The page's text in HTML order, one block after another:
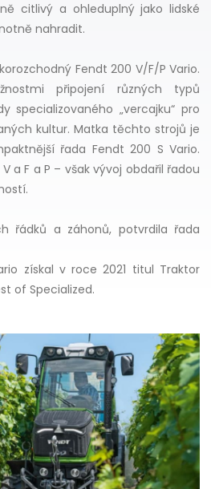
citlivý a ohleduplný jako lidské
nahradit.
Fendt 200 V/F/P Vario.
připojení různých typů
specializovaného „vercajku“ pro
kultur. Matka těchto strojů je
řada Fendt 200 S Vario.
a F a P – však vývoj obdařil řadou
řádků a záhonů, potvrdila řada
získal v roce 2021 titul Traktor
of Specialized.